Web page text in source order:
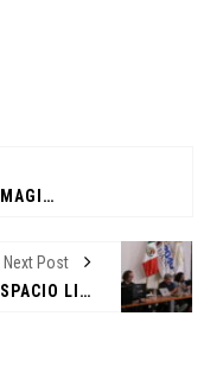
LOS ILUSIONISTAS 3: MAGIA, DIVERSIÓN Y ESTRENO
Next Post
CEIIDA CELEBRA ESPACIO LIMINAL "DIÁLOGOS"